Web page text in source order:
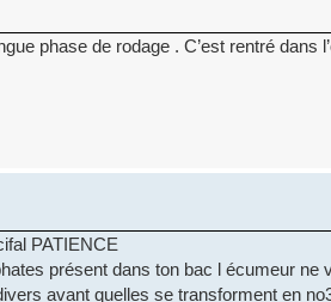
phase de rodage . C’est rentré dans
PATIENCE
présent dans ton bac l écumeur ne
avant quelles se transforment en